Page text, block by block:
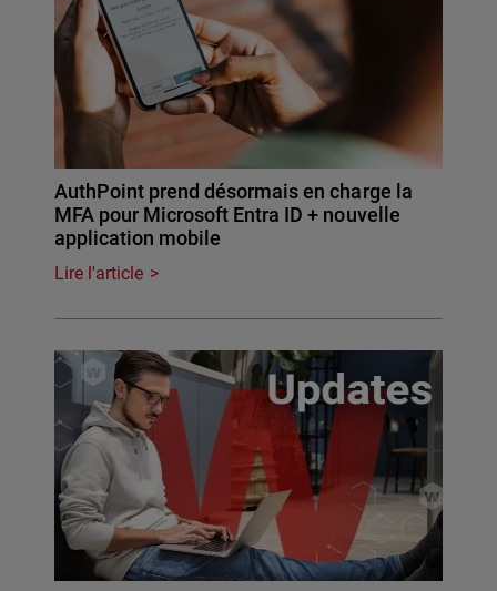
AuthPoint prend désormais en charge la
MFA pour Microsoft Entra ID + nouvelle
application mobile
Lire l'article